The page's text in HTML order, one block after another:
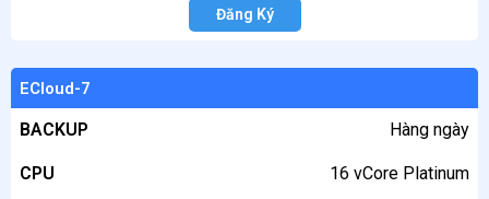
Đăng Ký
ECloud-7
BACKUP Hàng ngày
CPU 16 vCore Platinum